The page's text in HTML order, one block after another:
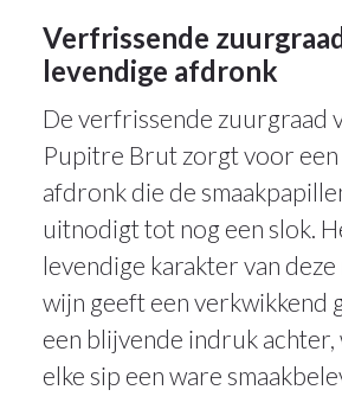
Verfrissende
levendige afdronk
De verfrissende zuurgraad
Pupitre Brut zorgt voor
afdronk die de
uitnodigt tot nog een slok.
levendige karakter van
wijn geeft een verkwikkend
een blijvende indruk
elke sip een ware